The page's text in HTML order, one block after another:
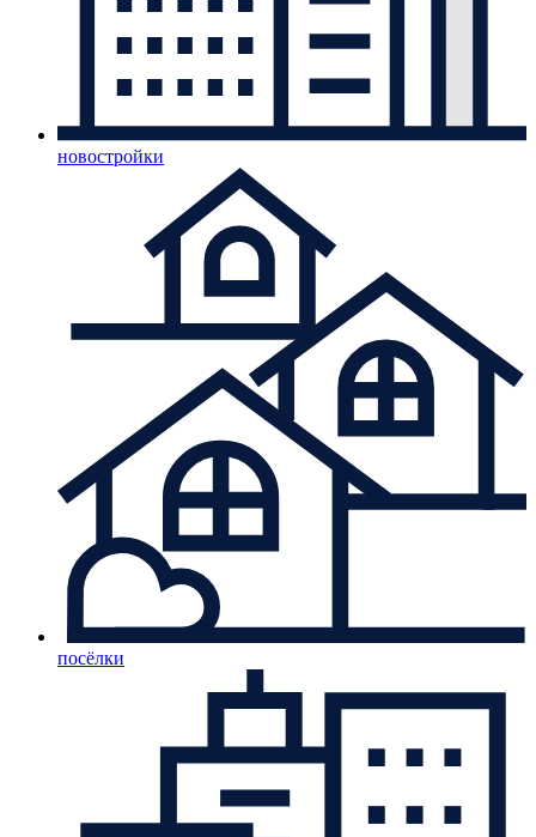
новостройки
посёлки